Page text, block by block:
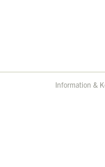
Information &